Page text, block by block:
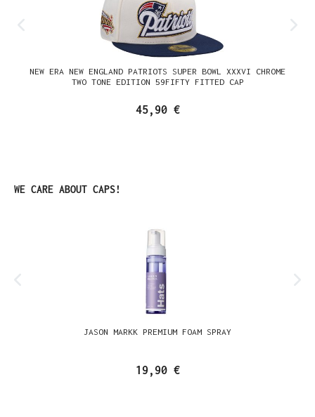
NEW ERA NEW ENGLAND PATRIOTS SUPER BOWL XXXVI CHROME
TWO TONE EDITION 59FIFTY FITTED CAP
45,90 €
Produktgalerie überspringen
WE CARE ABOUT CAPS!
JASON MARKK PREMIUM FOAM SPRAY
19,90 €